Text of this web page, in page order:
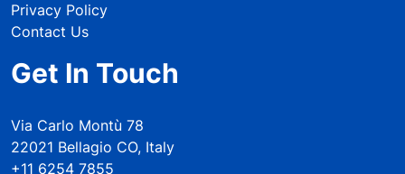
Privacy Policy
Contact Us
Get In Touch
Via Carlo Montù 78
22021 Bellagio CO, Italy
+11 6254 7855